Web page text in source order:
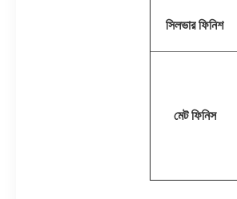
সিলভার ফিনিশ
মেট ফিনিস